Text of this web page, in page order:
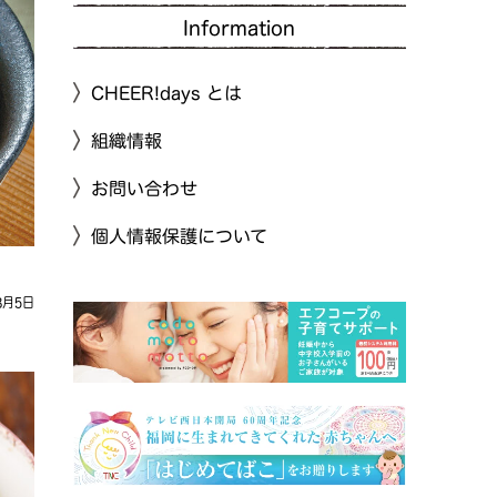
5日
Information
CHEER!days とは
組織情報
お問い合わせ
個人情報保護について